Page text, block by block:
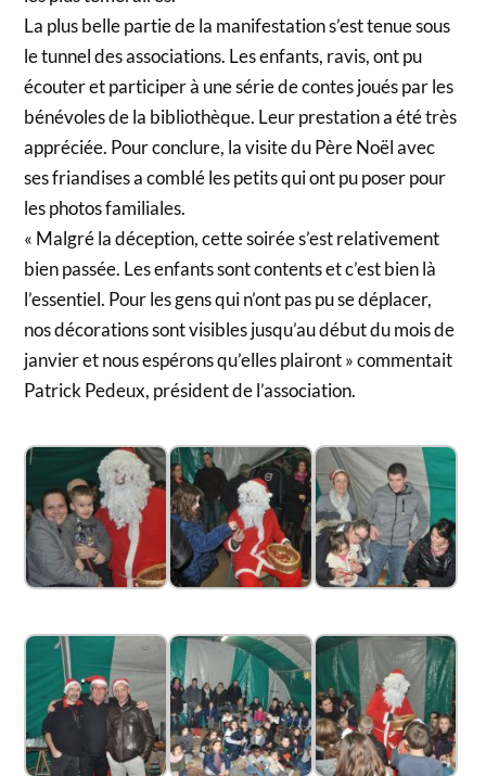
La plus belle partie de la manifestation s’est tenue sous
le tunnel des associations. Les enfants, ravis, ont pu
écouter et participer à une série de contes joués par les
bénévoles de la bibliothèque. Leur prestation a été très
appréciée. Pour conclure, la visite du Père Noël avec
ses friandises a comblé les petits qui ont pu poser pour
les photos familiales.
« Malgré la déception, cette soirée s’est relativement
bien passée. Les enfants sont contents et c’est bien là
l’essentiel. Pour les gens qui n’ont pas pu se déplacer,
nos décorations sont visibles jusqu’au début du mois de
janvier et nous espérons qu’elles plairont » commentait
Patrick Pedeux, président de l’association.